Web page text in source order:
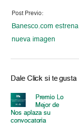
Post Previo:
Banesco.com estrena
nueva imagen
Dale Click si te gusta
Premio Lo
Mejor de
Nos aplaza su
convocatoria